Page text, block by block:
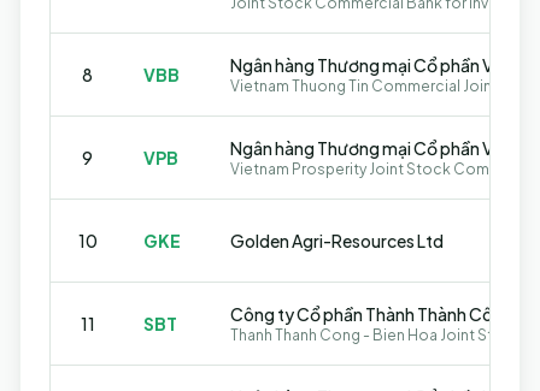
8 VBB
Vietnam Thuong Tin Commercial Joint
9 VPB
Vietnam Prosperity Joint Stock
10 GKE Golden Agri-Resources Ltd
11 SBT